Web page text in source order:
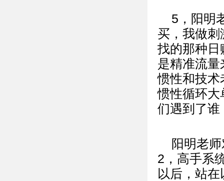
5，阳明
买，我做
找的那种日
是精准流
惯性和技术
惯性循环大
们遇到了谁
阳明老
2，高手系
以后，站